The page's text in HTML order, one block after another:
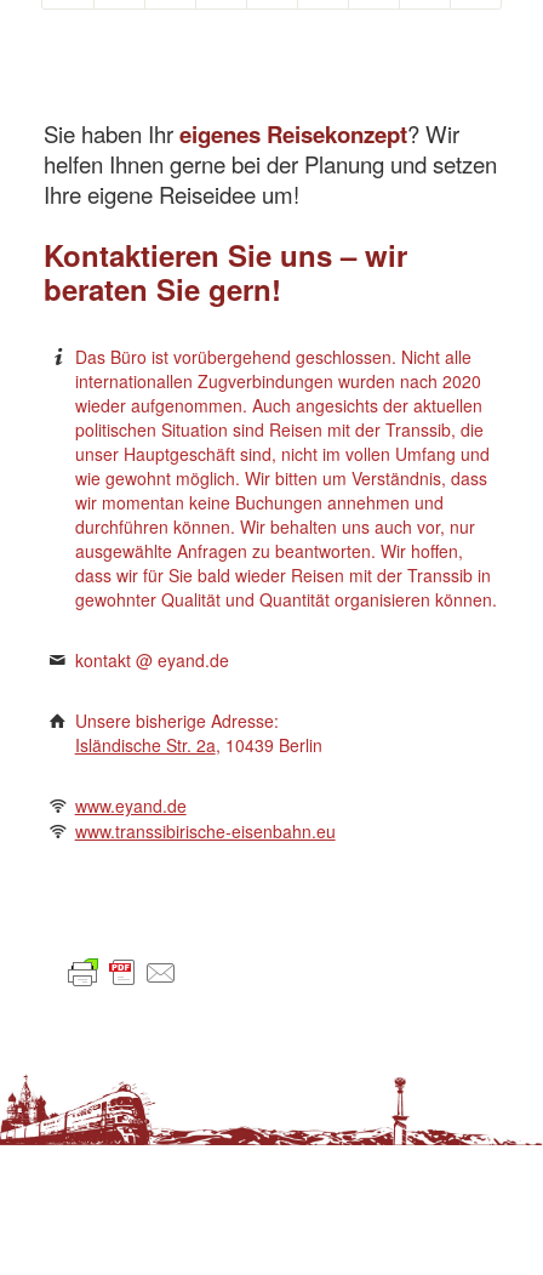
Sie haben Ihreigenes Reisekonzept? Wir
helfen Ihnen gerne bei der Planung und setzen
Ihre eigene Reiseidee um!
Kontaktieren Sie uns – wir
beraten Sie gern!
Das Büro ist vorübergehend geschlossen. Nicht alle
internationallen Zugverbindungen wurden nach 2020
wieder aufgenommen. Auch angesichts der aktuellen
politischen Situation sind Reisen mit der Transsib, die
unser Hauptgeschäft sind, nicht im vollen Umfang und
wie gewohnt möglich. Wir bitten um Verständnis, dass
wir momentan keine Buchungen annehmen und
durchführen können. Wir behalten uns auch vor, nur
ausgewählte Anfragen zu beantworten. Wir hoffen,
dass wir für Sie bald wieder Reisen mit der Transsib in
gewohnter Qualität und Quantität organisieren können.
kontakt @ eyand.de
Unsere bisherige Adresse:
Isländische Str. 2a, 10439 Berlin
www.eyand.de
www.transsibirische-eisenbahn.eu